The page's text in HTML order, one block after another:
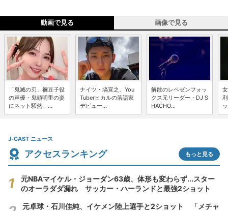
動画で見る 画像で見る
「鬼滅の刃」禰豆子役
の声優・鬼頭明里の姿
にネット騒然 ...
ナイツ・塙宣之、You
Tuberヒカルの落語家
デビュー...
解散のレペゼンフォッ
クス元リーダー・DJ S
HACHO...
J-CAST ニュース
アクセスランキング もっと見る
元NBAマイケル・ジョーダン63歳、体形も変わらず...スター
のオーラダダ漏れ サッカー・ハーランドと最強2ショット
元卓球・石川佳純、イケメン陸上選手と2ショット 「メチャ